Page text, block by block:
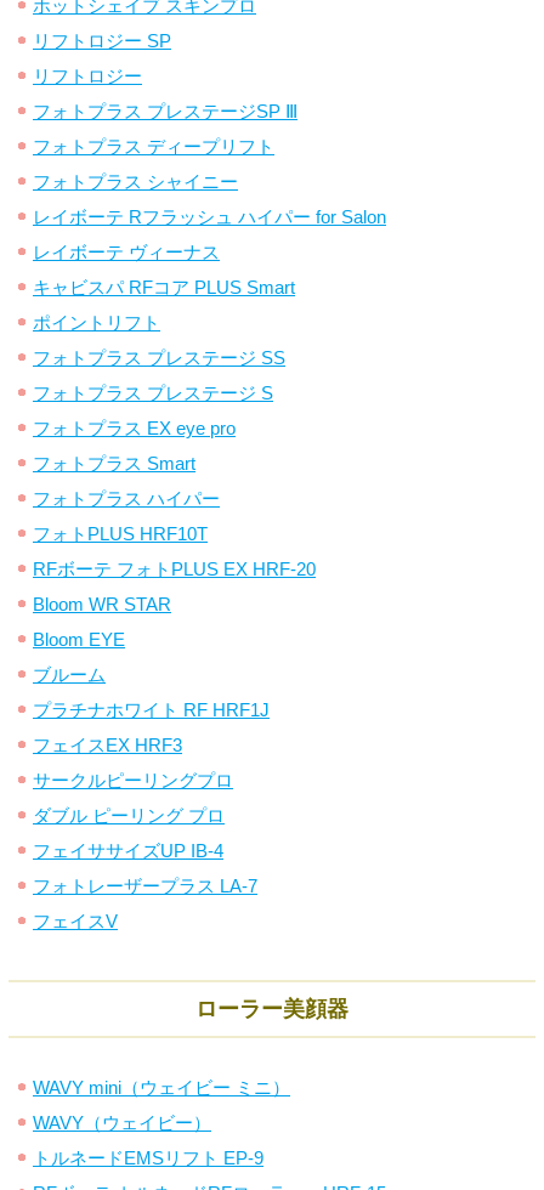
ホットシェイブ スキンプロ
リフトロジー SP
リフトロジー
フォトプラス プレステージSP Ⅲ
フォトプラス ディープリフト
フォトプラス シャイニー
レイボーテ Rフラッシュ ハイパー for Salon
レイボーテ ヴィーナス
キャビスパ RFコア PLUS Smart
ポイントリフト
フォトプラス プレステージ SS
フォトプラス プレステージ S
フォトプラス EX eye pro
フォトプラス Smart
フォトプラス ハイパー
フォトPLUS HRF10T
RFボーテ フォトPLUS EX HRF-20
Bloom WR STAR
Bloom EYE
ブルーム
プラチナホワイト RF HRF1J
フェイスEX HRF3
サークルピーリングプロ
ダブル ピーリング プロ
フェイササイズUP IB-4
フォトレーザープラス LA-7
フェイスV
ローラー美顔器
WAVY mini（ウェイビー ミニ）
WAVY（ウェイビー）
トルネードEMSリフト EP-9